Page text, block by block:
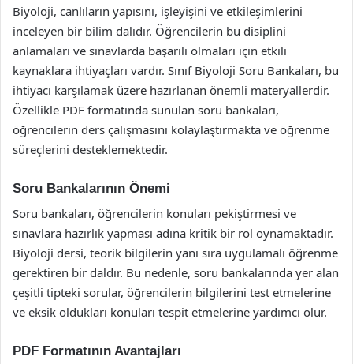
Biyoloji, canlıların yapısını, işleyişini ve etkileşimlerini
inceleyen bir bilim dalıdır. Öğrencilerin bu disiplini
anlamaları ve sınavlarda başarılı olmaları için etkili
kaynaklara ihtiyaçları vardır. Sınıf Biyoloji Soru Bankaları, bu
ihtiyacı karşılamak üzere hazırlanan önemli materyallerdir.
Özellikle PDF formatında sunulan soru bankaları,
öğrencilerin ders çalışmasını kolaylaştırmakta ve öğrenme
süreçlerini desteklemektedir.
Soru Bankalarının Önemi
Soru bankaları, öğrencilerin konuları pekiştirmesi ve
sınavlara hazırlık yapması adına kritik bir rol oynamaktadır.
Biyoloji dersi, teorik bilgilerin yanı sıra uygulamalı öğrenme
gerektiren bir daldır. Bu nedenle, soru bankalarında yer alan
çeşitli tipteki sorular, öğrencilerin bilgilerini test etmelerine
ve eksik oldukları konuları tespit etmelerine yardımcı olur.
PDF Formatının Avantajları